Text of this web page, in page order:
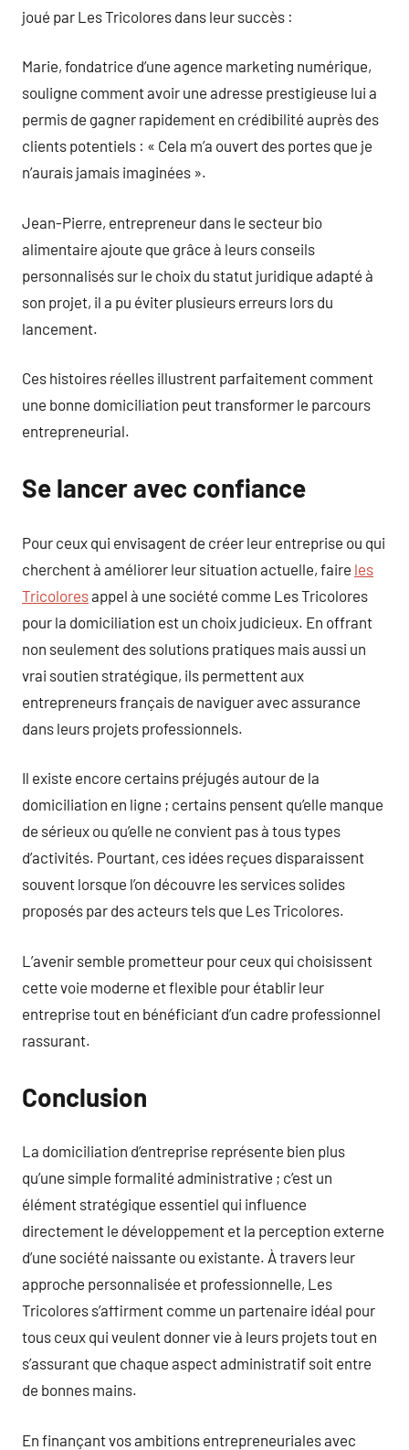
joué par Les Tricolores dans leur succès :
Marie, fondatrice d’une agence marketing numérique,
souligne comment avoir une adresse prestigieuse lui a
permis de gagner rapidement en crédibilité auprès des
clients potentiels : « Cela m’a ouvert des portes que je
n’aurais jamais imaginées ».
Jean-Pierre, entrepreneur dans le secteur bio
alimentaire ajoute que grâce à leurs conseils
personnalisés sur le choix du statut juridique adapté à
son projet, il a pu éviter plusieurs erreurs lors du
lancement.
Ces histoires réelles illustrent parfaitement comment
une bonne domiciliation peut transformer le parcours
entrepreneurial.
Se lancer avec confiance
Pour ceux qui envisagent de créer leur entreprise ou qui
cherchent à améliorer leur situation actuelle, faire les
Tricoloresappel à une société comme Les Tricolores
pour la domiciliation est un choix judicieux. En offrant
non seulement des solutions pratiques mais aussi un
vrai soutien stratégique, ils permettent aux
entrepreneurs français de naviguer avec assurance
dans leurs projets professionnels.
Il existe encore certains préjugés autour de la
domiciliation en ligne ; certains pensent qu’elle manque
de sérieux ou qu’elle ne convient pas à tous types
d’activités. Pourtant, ces idées reçues disparaissent
souvent lorsque l’on découvre les services solides
proposés par des acteurs tels que Les Tricolores.
L’avenir semble prometteur pour ceux qui choisissent
cette voie moderne et flexible pour établir leur
entreprise tout en bénéficiant d’un cadre professionnel
rassurant.
Conclusion
La domiciliation d’entreprise représente bien plus
qu’une simple formalité administrative ; c’est un
élément stratégique essentiel qui influence
directement le développement et la perception externe
d’une société naissante ou existante. À travers leur
approche personnalisée et professionnelle, Les
Tricolores s’affirment comme un partenaire idéal pour
tous ceux qui veulent donner vie à leurs projets tout en
s’assurant que chaque aspect administratif soit entre
de bonnes mains.
En finançant vos ambitions entrepreneuriales avec